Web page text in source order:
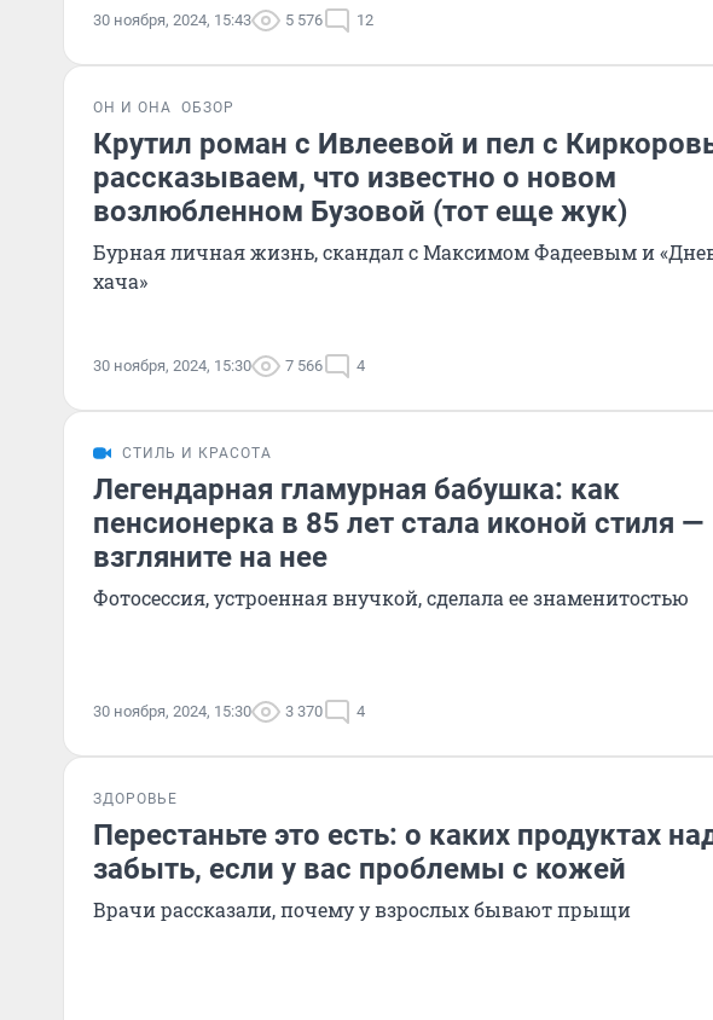
30 ноября, 2024, 15:43 5 576 12
ОН И ОНА ОБЗОР
Крутил роман с Ивлеевой и пел с
рассказываем, что известно о новом
возлюбленном Бузовой (тот еще жук)
Бурная личная жизнь, скандал с Максимом Фадеевым и
хача»
30 ноября, 2024, 15:30 7 566 4
СТИЛЬ И КРАСОТА
Легендарная гламурная бабушка: как
пенсионерка в 85 лет стала иконой стиля —
взгляните на нее
Фотосессия, устроенная внучкой, сделала ее знаменитостью
30 ноября, 2024, 15:30 3 370 4
ЗДОРОВЬЕ
Перестаньте это есть: о каких продуктах
забыть, если у вас проблемы с кожей
Врачи рассказали, почему у взрослых бывают прыщи